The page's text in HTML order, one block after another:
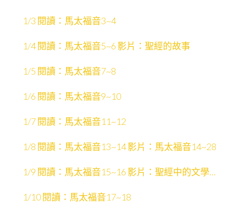
1/3 閱讀：馬太福音3~4
1/4 閱讀：馬太福音5~6 影片：聖經的故事
1/5 閱讀：馬太福音7~8
1/6 閱讀：馬太福音9~10
1/7 閱讀：馬太福音11~12
1/8 閱讀：馬太福音13~14 影片：馬太福音14~28
1/9 閱讀：馬太福音15~16 影片：聖經中的文學形
1/10 閱讀：馬太福音17~18